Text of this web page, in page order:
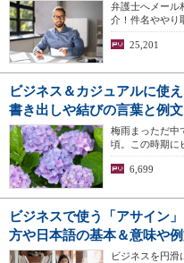
弁護士へメール
介！件名ややり
25,201
ビジネス＆カジュアルに使
書き出しや結びの言葉と例文
梅雨まっただ中
頃。この時期に
6,699
ビジネスで使う「アサイン
方や日本語の基本＆意味や
ビジネスを円滑